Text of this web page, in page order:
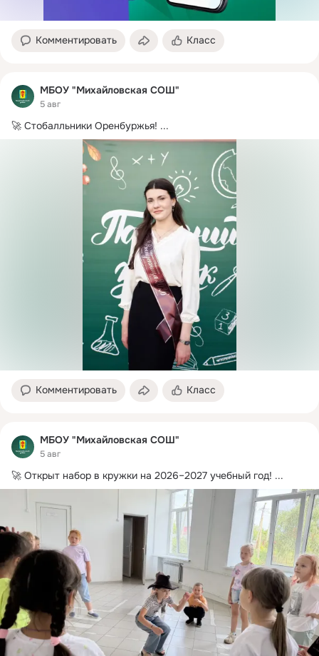
Комментировать Класс
МБОУ "Михайловская СОШ"
5 авг
🚀 Стобалльники Оренбуржья! ...
Комментировать Класс
МБОУ "Михайловская СОШ"
5 авг
🚀 Открыт набор в кружки на 2026–2027 учебный год! ...